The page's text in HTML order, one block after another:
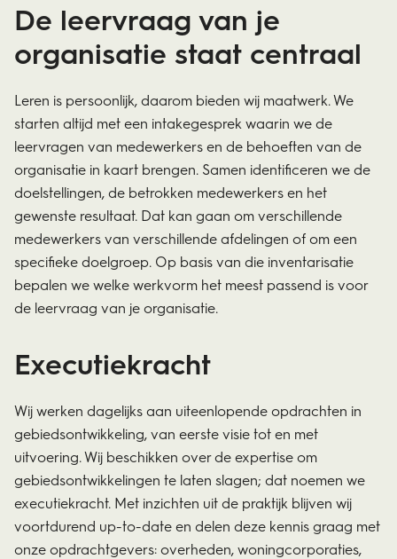
De leervraag van je
organisatie staat centraal
Leren is persoonlijk, daarom bieden wij maatwerk. We
starten altijd met een intakegesprek waarin we de
leervragen van medewerkers en de behoeften van de
organisatie in kaart brengen. Samen identificeren we de
doelstellingen, de betrokken medewerkers en het
gewenste resultaat. Dat kan gaan om verschillende
medewerkers van verschillende afdelingen of om een
specifieke doelgroep. Op basis van die inventarisatie
bepalen we welke werkvorm het meest passend is voor
de leervraag van je organisatie.
Executiekracht
Wij werken dagelijks aan uiteenlopende opdrachten in
gebiedsontwikkeling, van eerste visie tot en met
uitvoering. Wij beschikken over de expertise om
gebiedsontwikkelingen te laten slagen; dat noemen we
executiekracht. Met inzichten uit de praktijk blijven wij
voortdurend up-to-date en delen deze kennis graag met
onze opdrachtgevers: overheden, woningcorporaties,